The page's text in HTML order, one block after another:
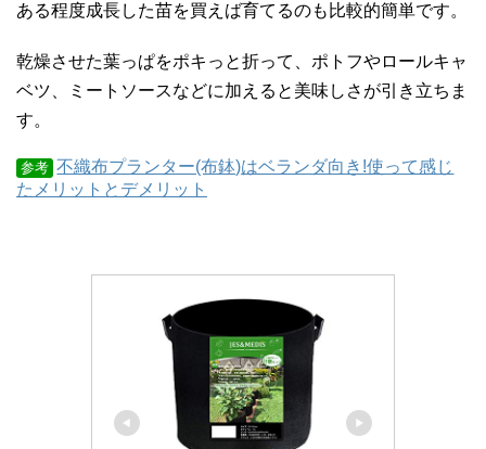
ある程度成長した苗を買えば育てるのも比較的簡単です。
乾燥させた葉っぱをポキっと折って、ポトフやロールキャ
ベツ、ミートソースなどに加えると美味しさが引き立ちま
す。
参考 不織布プランター(布鉢)はベランダ向き!使って感じ
たメリットとデメリット